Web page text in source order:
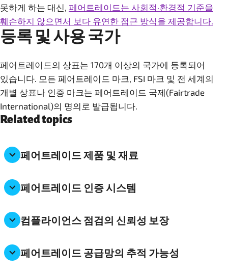
못하게 하는 대신, 페어트레이드는 사회적·환경적 기준을
훼손하지 않으면서 보다 유연한 접근 방식을 제공합니다.
등록 및 사용 국가
페어트레이드의 상표는 170개 이상의 국가에 등록되어
있습니다. 모든 페어트레이드 마크, FSI 마크 및 전 세계의
개별 상표나 인증 마크는 페어트레이드 국제(Fairtrade
International)의 명의로 발급됩니다.
Related topics
페어트레이드 제품 및 재료
페어트레이드 인증 시스템
컴플라이언스 점검의 신뢰성 보장
페어트레이드 공급망의 추적 가능성